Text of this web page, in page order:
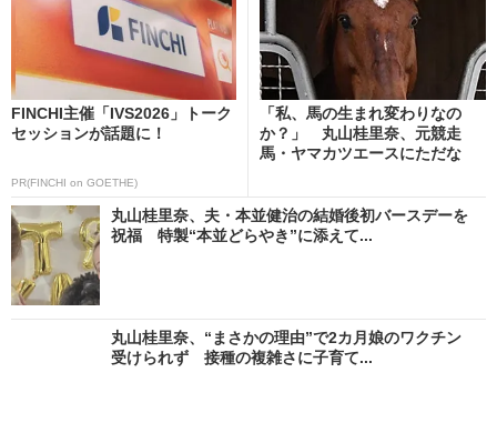
FINCHI主催「IVS2026」トーク
セッションが話題に！
PR(FINCHI on GOETHE)
「私、馬の生まれ変わりなの
か？」 丸山桂里奈、元競走
馬・ヤマカツエースにただな
丸山桂里奈、夫・本並健治の結婚後初バースデーを
祝福 特製“本並どらやき”に添えて...
丸山桂里奈、“まさかの理由”で2カ月娘のワクチン
受けられず 接種の複雑さに子育て...